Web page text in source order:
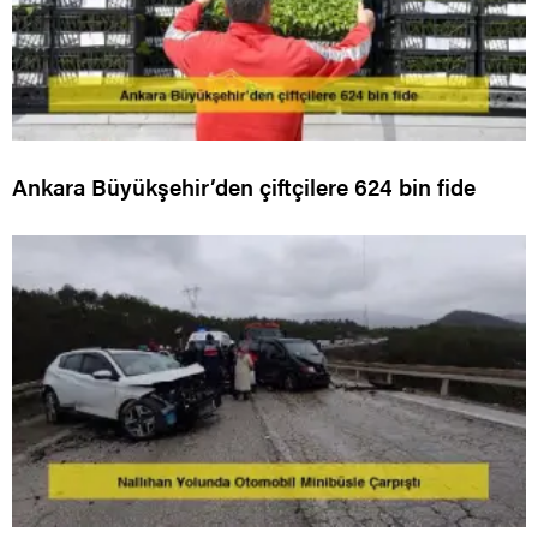
Ankara Büyükşehir’den çiftçilere 624 bin fide